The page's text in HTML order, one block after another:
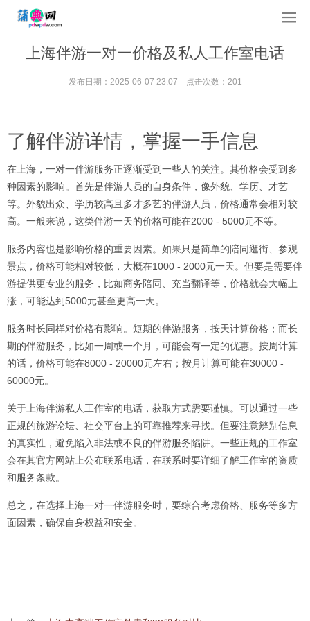
上海伴游一对一价格及私人工作室电话
发布日期：2025-06-07 23:07 点击次数：201
了解伴游详情，掌握一手信息
在上海，一对一伴游服务正逐渐受到一些人的关注。其价格会受到多
种因素的影响。首先是伴游人员的自身条件，像外貌、学历、才艺
等。外貌出众、学历较高且多才多艺的伴游人员，价格通常会相对较
高。一般来说，这类伴游一天的价格可能在2000 - 5000元不等。
服务内容也是影响价格的重要因素。如果只是简单的陪同逛街、参观
景点，价格可能相对较低，大概在1000 - 2000元一天。但要是需要伴
游提供更专业的服务，比如商务陪同、充当翻译等，价格就会大幅上
涨，可能达到5000元甚至更高一天。
服务时长同样对价格有影响。短期的伴游服务，按天计算价格；而长
期的伴游服务，比如一周或一个月，可能会有一定的优惠。按周计算
的话，价格可能在8000 - 20000元左右；按月计算可能在30000 -
60000元。
关于上海伴游私人工作室的电话，获取方式需要谨慎。可以通过一些
正规的旅游论坛、社交平台上的可靠推荐来寻找。但要注意辨别信息
的真实性，避免陷入非法或不良的伴游服务陷阱。一些正规的工作室
会在其官方网站上公布联系电话，在联系时要详细了解工作室的资质
和服务条款。
总之，在选择上海一对一伴游服务时，要综合考虑价格、服务等多方
面因素，确保自身权益和安全。